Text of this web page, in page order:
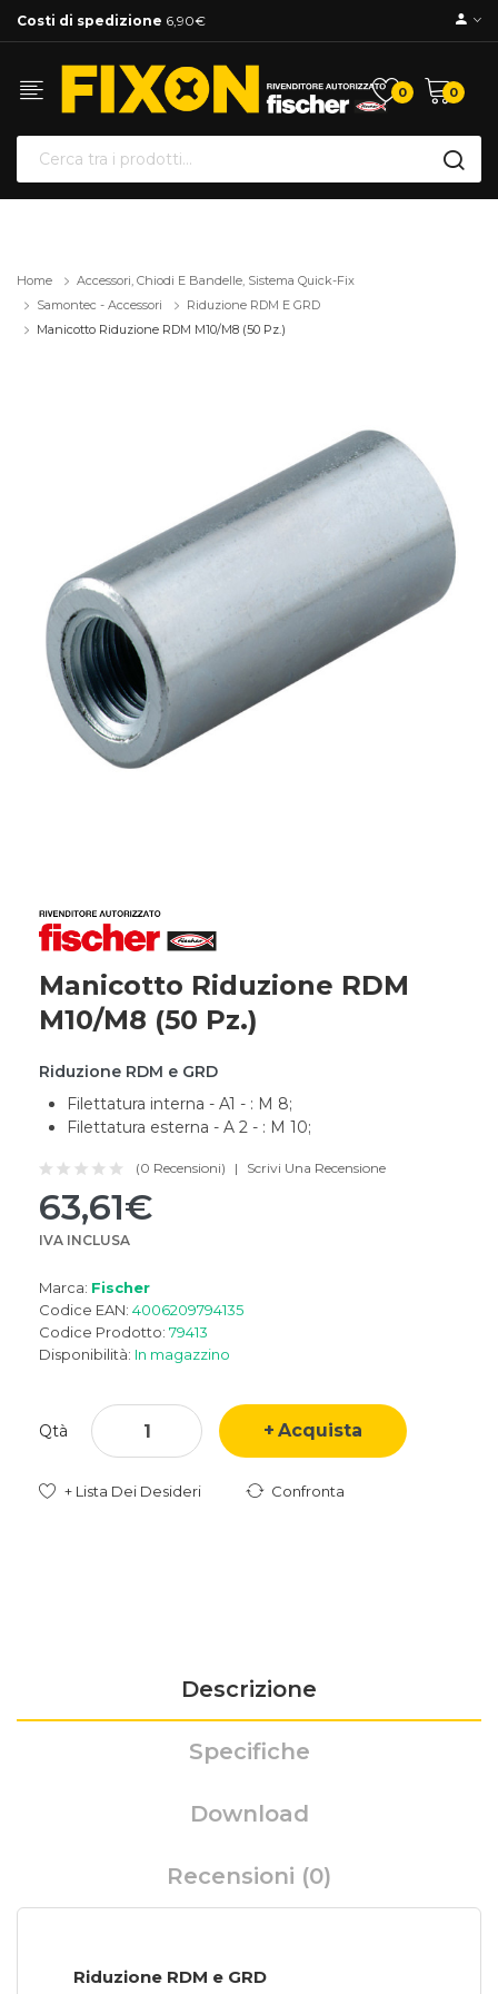
Costi di spedizione 6,90€
0 0
Home
Accessori, Chiodi E Bandelle, Sistema Quick-Fix
Samontec - Accessori
Riduzione RDM E GRD
Manicotto Riduzione RDM M10/M8 (50 Pz.)
Manicotto Riduzione RDM
M10/M8 (50 Pz.)
Riduzione RDM e GRD
Filettatura interna - A1 - : M 8;
Filettatura esterna - A 2 - : M 10;
(0 Recensioni) Scrivi Una Recensione
63,61€
IVA INCLUSA
Marca: Fischer
Codice EAN: 4006209794135
Codice Prodotto: 79413
Disponibilità: In magazzino
Qtà Acquista
+ Lista Dei Desideri Confronta
Descrizione
Specifiche
Download
Recensioni (0)
Riduzione RDM e GRD